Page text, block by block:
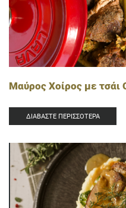
Μαύρος Χοίρος με τσάι
ΔΙΑΒΆΣΤΕ ΠΕΡΙΣΣΌΤΕΡΑ